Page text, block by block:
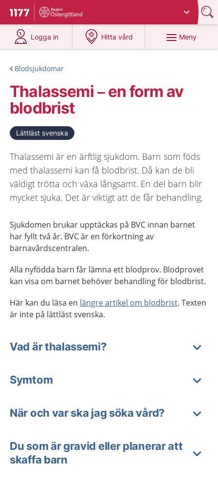
Till startsidan för 1177
Du har valt region
Logga in
på 1177.se
Hitta vård
på 1177.se
Meny
Blodsjukdomar
Thalassemi – en form av
blodbrist
Lättläst svenska
Thalassemi är en ärftlig sjukdom. Barn som föds
med thalassemi kan få blodbrist. Då kan de bli
väldigt trötta och växa långsamt. En del barn blir
mycket sjuka. Det är viktigt att de får behandling.
Sjukdomen brukar upptäckas på BVC innan barnet
har fyllt två år. BVC är en förkortning av
barnavårdscentralen.
Alla nyfödda barn får lämna ett blodprov. Blodprovet
kan visa om barnet behöver behandling för blodbrist.
Här kan du läsa en längre artikel om blodbrist. Texten
är inte på lättläst svenska.
Vad är thalassemi?
Symtom
När och var ska jag söka vård?
Du som är gravid eller planerar att
skaffa barn